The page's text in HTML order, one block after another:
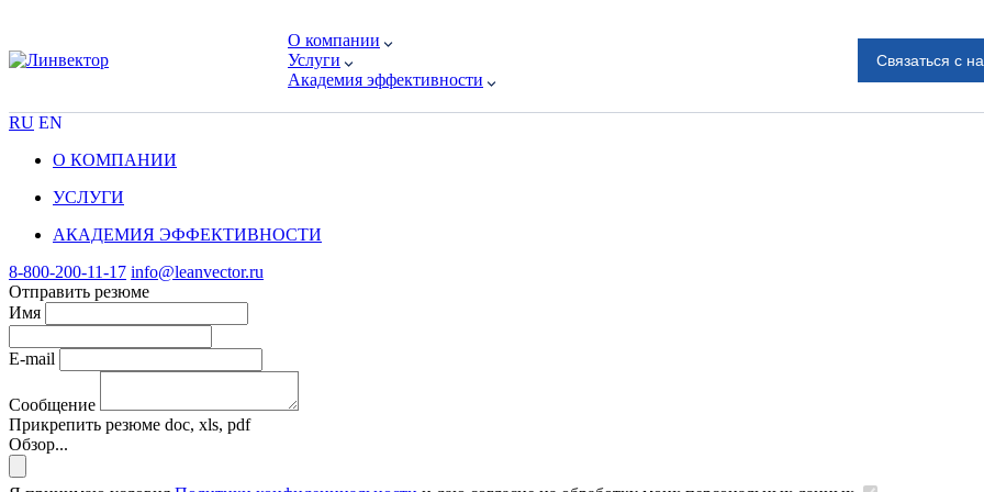
О компании
Услуги
Академия эффективности
Связаться с
RU EN
О КОМПАНИИ
УСЛУГИ
АКАДЕМИЯ ЭФФЕКТИВНОСТИ
8-800-200-11-17 info@leanvector.ru
Отправить резюме
Имя
E-mail
Сообщение
Прикрепить резюме doc, xls, pdf
Обзор...